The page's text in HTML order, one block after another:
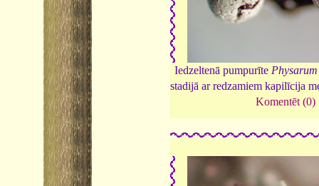
Iedzeltenā pumpurīte
stadijā ar redzamiem kapilīcija
Komentēt (0)